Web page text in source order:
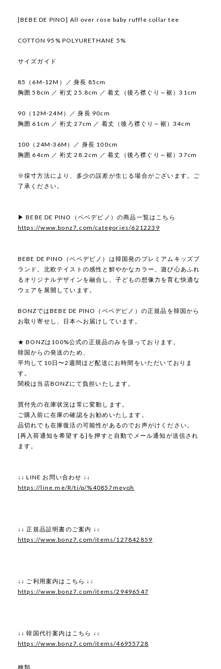
[BEBE DE PINO] All over rose baby ruffle collar tee
COTTON 95% POLYURETHANE 5%
サイズガイド
85（6M-12M）／ 身長 85cm
胸囲 58cm ／ 裄丈 25.8cm ／ 着丈（後ろ襟ぐり～裾）31cm
90（12M-24M）／ 身長 90cm
胸囲 61cm ／ 裄丈 27cm ／ 着丈（後ろ襟ぐり～裾）34cm
100（24M-36M）／ 身長 100cm
胸囲 64cm ／ 裄丈 28.2cm ／ 着丈（後ろ襟ぐり～裾）37cm
※採寸方法により、多少の誤差が生じる場合がございます。ご
了承ください。
▶ BEBE DE PINO（ベベデピノ）の商品一覧はこちら
https://www.bonz7.com/categories/6212239
BEBE DE PINO（ベベデピノ）は韓国発のプレミアムキッズブ
ランド。北欧テイストの感性と鮮やかなカラー、遊び心あふれ
るオリジナルデザインを融合し、子どもの想像力を育む快適な
ウェアを展開しています。
BONZではBEBE DE PINO（ベベデピノ）の正規品を韓国から
お取り寄せし、日本へお届けしています。
★ BONZは100%公式の正規品のみを扱っております。
韓国からの発送のため、
平均して10日〜2週間ほど配送にお時間をいただいておりま
す。
関税は当店BONZにて負担いたします。
買付先の在庫状況は常に変動します。
ご購入前に在庫の確認をお勧めいたします。
品切れでも在庫復活の可能性があるのでお声がけください。
[再入荷通知を希望する]を押すと自動でメール通知が送信され
ます。
↓↓ LINE お問い合わせ ↓↓
https://line.me/R/ti/p/%40857meyoh
↓↓ 正規品証明書のご案内 ↓↓
https://www.bonz7.com/items/127842859
↓↓ ご利用案内はこちら ↓↓
https://www.bonz7.com/items/29496547
↓↓ 韓国代行案内はこちら ↓↓
https://www.bonz7.com/items/46955728
種類